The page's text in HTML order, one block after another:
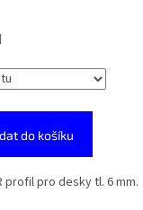
do košíku
profil pro desky tl. 6 mm.